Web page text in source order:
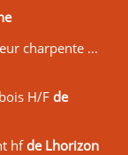
charpente ...
H/Fde
hfde Lhorizon